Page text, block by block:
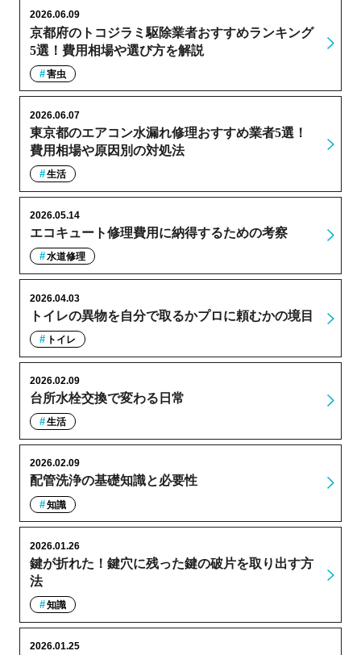
京都府のトコジラミ駆除業者おすすめランキング
5選！費用相場や選び方を解説
2026.06.09
害虫
東京都のエアコン水漏れ修理おすすめ業者5選！
費用相場や原因別の対処法
2026.06.07
生活
エコキュート修理費用に納得するための考察
2026.05.14
水道修理
トイレの異物を自分で取るかプロに頼むかの境目
2026.04.03
トイレ
台所水栓交換で変わる日常
2026.02.09
生活
配管洗浄の基礎知識と必要性
2026.02.09
知識
鍵が折れた！鍵穴に残った鍵の破片を取り出す方
法
2026.01.26
知識
2026.01.25